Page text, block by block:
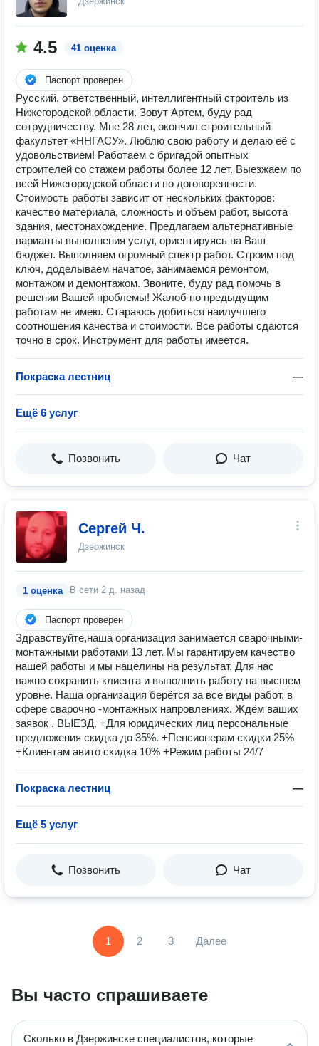
4.5 41 оценка
Паспорт проверен
Русский, ответственный, интеллигентный строитель из
Нижегородской области. Зовут Артем, буду рад
сотрудничеству. Мне 28 лет, окончил строительный
факультет «ННГАСУ». Люблю свою работу и делаю её с
удовольствием! Работаем с бригадой опытных
строителей со стажем работы более 12 лет. Выезжаем по
всей Нижегородской области по договоренности.
Стоимость работы зависит от нескольких факторов:
качество материала, сложность и объем работ, высота
здания, местонахождение. Предлагаем альтернативные
варианты выполнения услуг, ориентируясь на Ваш
бюджет. Выполняем огромный спектр работ. Строим под
ключ, доделываем начатое, занимаемся ремонтом,
монтажом и демонтажом. Звоните, буду рад помочь в
решении Вашей проблемы! Жалоб по предыдущим
работам не имею. Стараюсь добиться наилучшего
соотношения качества и стоимости. Все работы сдаются
точно в срок. Инструмент для работы имеется.
Покраска лестниц —
Ещё 6 услуг
Позвонить Чат
Сергей Ч.
Дзержинск
1 оценка В сети 2 д. назад
Паспорт проверен
Здравствуйте,наша организация занимается сварочными-
монтажными работами 13 лет. Мы гарантируем качество
нашей работы и мы нацелины на результат. Для нас
важно сохранить клиента и выполнить работу на высшем
уровне. Наша организация берётся за все виды работ, в
сфере сварочно -монтажных напровлениях. Ждём ваших
заявок . ВЫЕЗД. +Для юридических лиц персональные
предложения скидка до 35%. +Пенсионерам скидки 25%
+Клиентам авито скидка 10% +Режим работы 24/7
Покраска лестниц —
Ещё 5 услуг
Позвонить Чат
1 2 3 Далее
Вы часто спрашиваете
Сколько в Дзержинске специалистов, которые